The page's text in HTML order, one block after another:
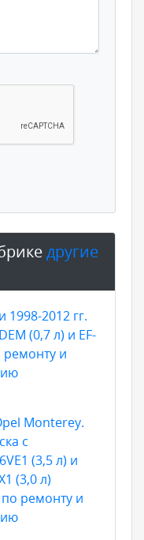
другие
2012 гг.
(0,7 л) и EF-
ремонту и
Monterey.
с
(3,5 л) и
(3,0 л)
ремонту и